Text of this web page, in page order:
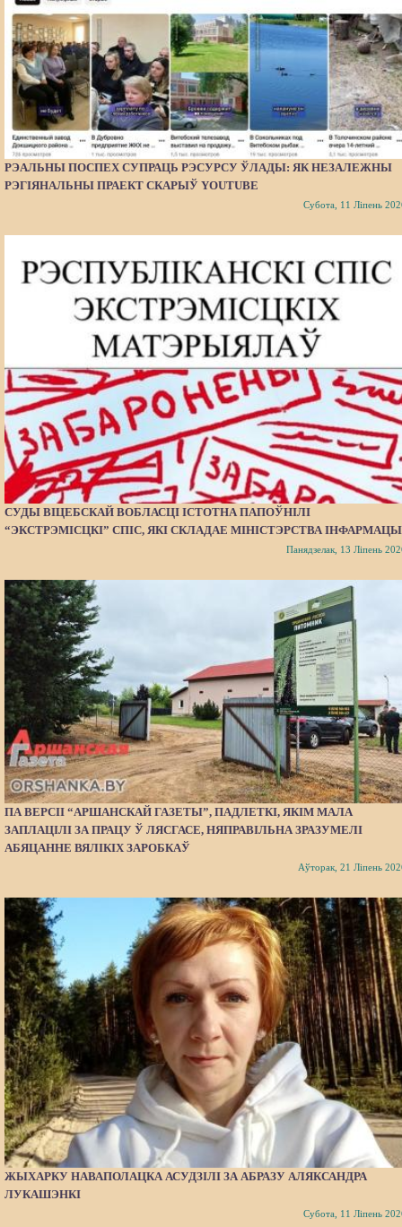
РЭАЛЬНЫ ПОСПЕХ СУПРАЦЬ РЭСУРСУ ЎЛАДЫ: ЯК НЕЗАЛЕЖНЫ
РЭГІЯНАЛЬНЫ ПРАЕКТ СКАРЫЎ YOUTUBE
Субота, 11 Ліпень
СУДЫ ВІЦЕБСКАЙ ВОБЛАСЦІ ІСТОТНА ПАПОЎНІЛІ
“ЭКСТРЭМІСЦКІ” СПІС, ЯКІ СКЛАДАЕ МІНІСТЭРСТВА
Панядзелак, 13 Ліпень
ПА ВЕРСІІ “АРШАНСКАЙ ГАЗЕТЫ”, ПАДЛЕТКІ, ЯКІМ МАЛА
ЗАПЛАЦІЛІ ЗА ПРАЦУ Ў ЛЯСГАСЕ, НЯПРАВІЛЬНА ЗРАЗУМЕЛІ
АБЯЦАННЕ ВЯЛІКІХ ЗАРОБКАЎ
Аўторак, 21 Ліпень
ЖЫХАРКУ НАВАПОЛАЦКА АСУДЗІЛІ ЗА АБРАЗУ АЛЯКСАНДРА
ЛУКАШЭНКІ
Субота, 11 Ліпень